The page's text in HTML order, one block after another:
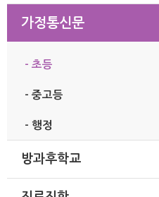
가정통신문
- 초등
- 중고등
- 행정
방과후학교